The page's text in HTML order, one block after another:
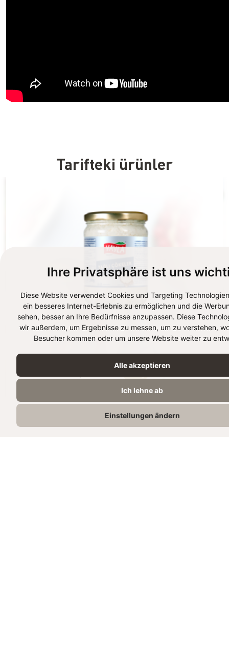
Ihre Privatsphäre ist uns
Diese Website verwendet Cookies und Targeting
ein besseres Internet-Erlebnis zu ermöglichen und die
sehen, besser an Ihre Bedürfnisse anzupassen. Diese
wir außerdem, um Ergebnisse zu messen, um zu verstehen,
Besucher kommen oder um unsere Website weiter zu
Alle akzeptieren
Ich lehne ab
Einstellungen ändern
Tarifteki ürünler